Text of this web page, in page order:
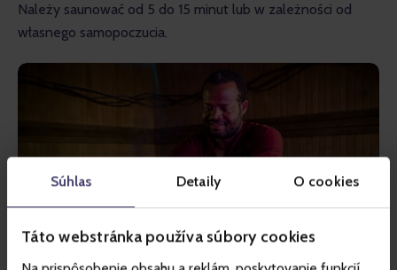
Súhlas Detaily O cookies
Táto webstránka používa súbory cookies
Należy saunować od 5 do 15 minut lub w zależności od
własnego samopoczucia.